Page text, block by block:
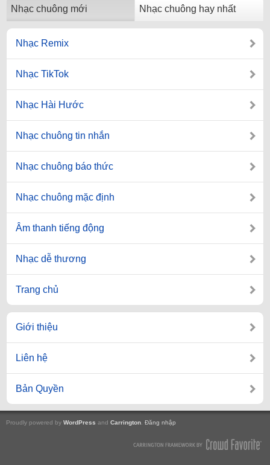
Nhạc chuông mới Nhạc chuông hay nhất
Nhạc Remix
Nhạc TikTok
Nhạc Hài Hước
Nhạc chuông tin nhắn
Nhạc chuông báo thức
Nhạc chuông mặc định
Âm thanh tiếng động
Nhạc dễ thương
Trang chủ
Giới thiệu
Liên hệ
Bản Quyền
Proudly powered by WordPress and Carrington Đăng nhập